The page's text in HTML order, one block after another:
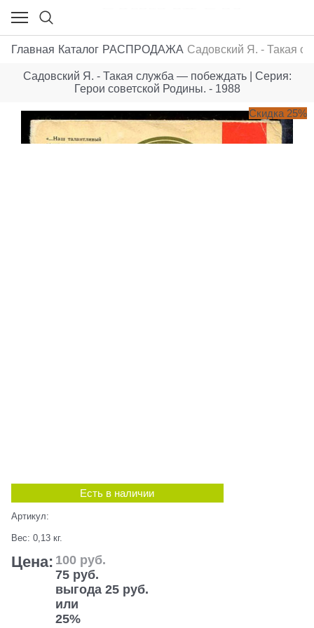
Главная Каталог РАСПРОДАЖА Садовский Я. - Такая
Садовский Я. - Такая служба — побеждать | Серия:
Герои советской Родины. - 1988
Скидка 25%
Есть в наличии
Артикул:
Вес: 0,13 кг.
Цена: 100 руб.
75 руб.
выгода 25 руб.
или
25%